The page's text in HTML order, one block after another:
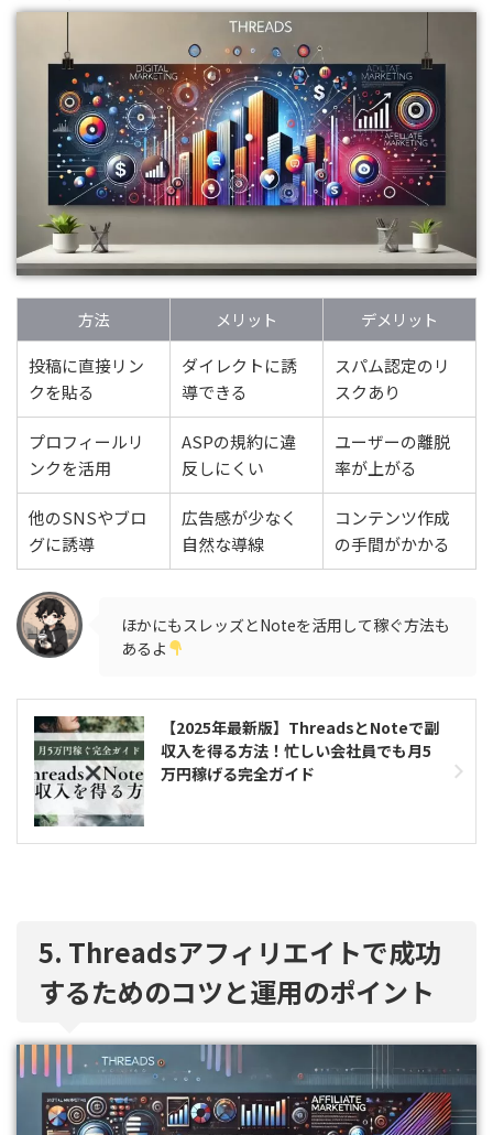
方法 メリット
デメリット
投稿に直接リン
クを貼る
ダイレクトに誘
導できる
スパム認定のリ
スクあり
プロフィールリ
ンクを活用
ASPの規約に違
反しにくい
ユーザーの離脱
率が上がる
他のSNSやブロ
グに誘導
広告感が少なく
自然な導線
コンテンツ作成
の手間がかかる
ほかにもスレッズとNoteを活用して稼ぐ方法も
あるよ
【2025年最新版】ThreadsとNoteで副
収入を得る方法！忙しい会社員でも月5
万円稼げる完全ガイド
5. Threadsアフィリエイトで成功
するためのコツと運用のポイント